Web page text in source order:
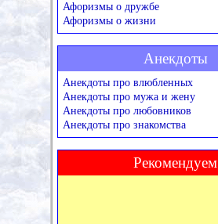
Афоризмы о дружбе
Афоризмы о жизни
Анекдоты
Анекдоты про влюбленных
Анекдоты про мужа и жену
Анекдоты про любовников
Анекдоты про знакомства
Рекомендуем